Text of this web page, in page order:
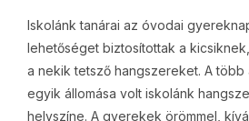
Iskolánk tanárai az óvodai
lehetőséget biztosítottak a
a nekik tetsző hangszereket. A több
egyik állomása volt iskolánk
helyszíne. A gyerekek örömmel,